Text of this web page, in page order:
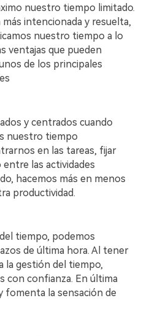
nuestro tiempo limitado.
intencionada y resuelta,
nuestro tiempo a lo
ventajas que pueden
de los principales
y centrados cuando
nuestro tiempo
en las tareas, fijar
las actividades
hacemos más en menos
productividad.
tiempo, podemos
de última hora. Al tener
la gestión del tiempo,
con confianza. En última
fomenta la sensación de